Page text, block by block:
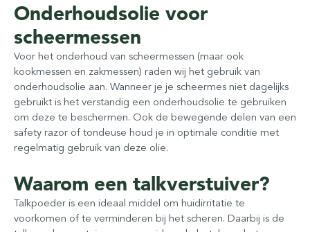
Onderhoudsolie voor
scheermessen
Voor het onderhoud van scheermessen (maar ook
kookmessen en zakmessen) raden wij het gebruik van
onderhoudsolie aan. Wanneer je je scheermes niet dagelijks
gebruikt is het verstandig een onderhoudsolie te gebruiken
om deze te beschermen. Ook de bewegende delen van een
safety razor of tondeuse houd je in optimale conditie met
regelmatig gebruik van deze olie.
Waarom een talkverstuiver?
Talkpoeder is een ideaal middel om huidirritatie te
voorkomen of te verminderen bij het scheren. Daarbij is de